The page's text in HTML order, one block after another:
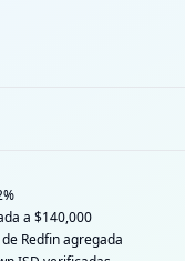
a $140,000
Redfin agregada